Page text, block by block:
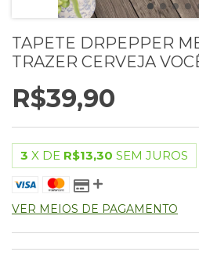
TAPETE DRPEPPER
TRAZER CERVEJA
R$39,90
3 X DE R$13,30 SEM JUROS
VER MEIOS DE PAGAMENTO